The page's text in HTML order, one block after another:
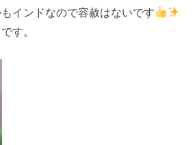
インドなので容赦はないです
す。